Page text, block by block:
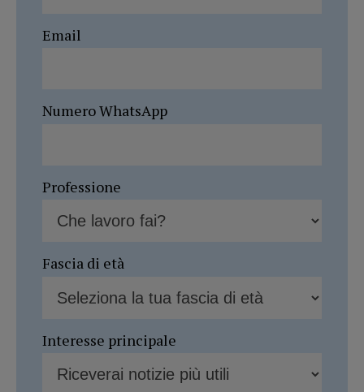
Email
Numero WhatsApp
Professione
Fascia di età
Interesse principale